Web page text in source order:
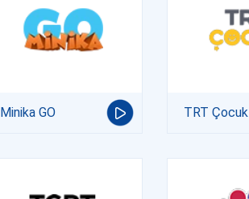
Minika GO TRT Çocuk